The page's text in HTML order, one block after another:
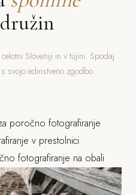
Sloveniji in v tujini. Spodaj
svojo edinstveno zgodbo.